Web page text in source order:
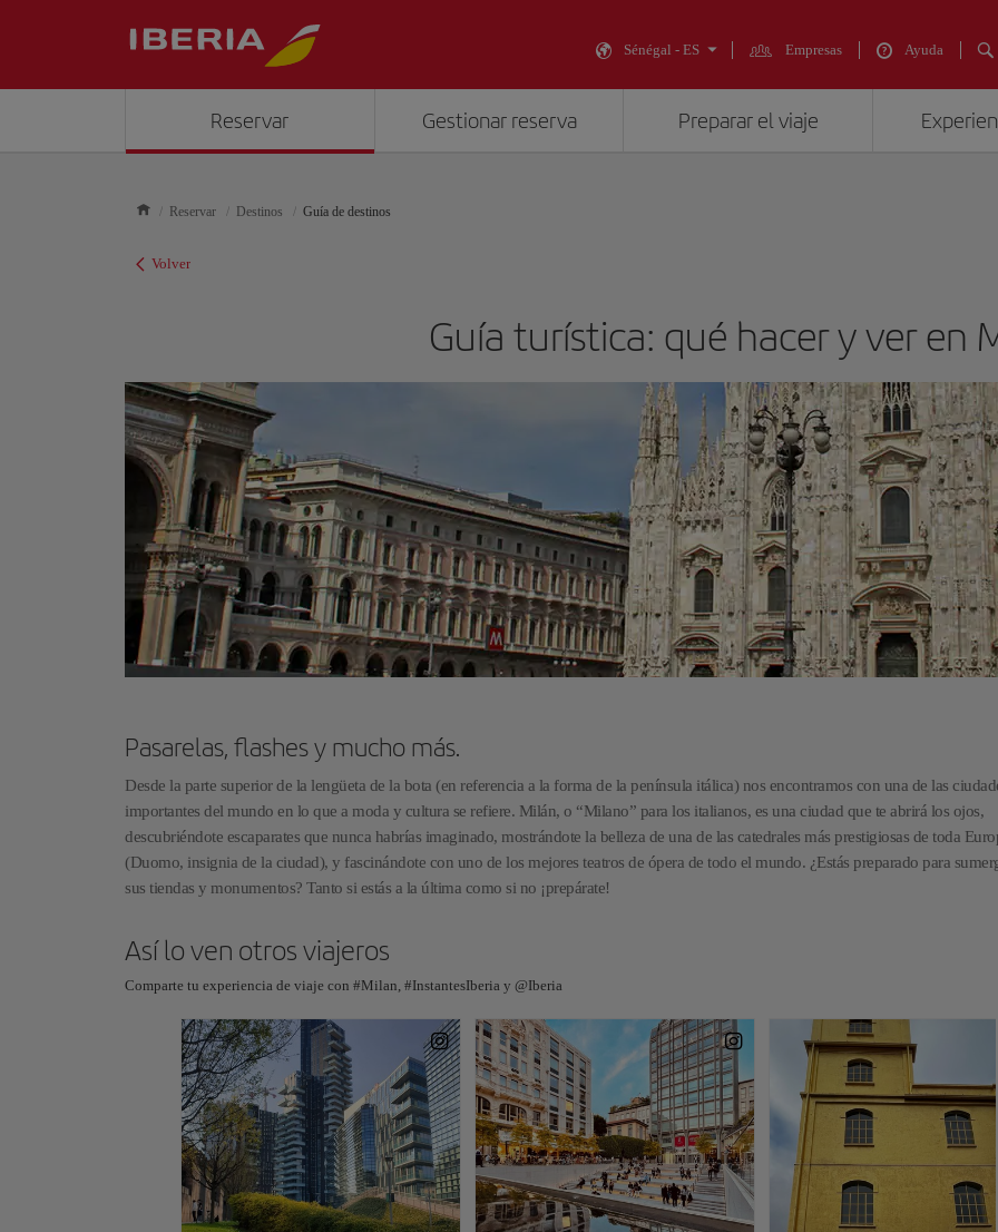
Sénégal - ES Empresas Ayuda
Reservar Gestionar reserva Preparar el viaje
Reservar Destinos Guía de destinos
Volver
Guía turística: qué hacer y ver en
Pasarelas, flashes y mucho más.
Desde la parte superior de la lengüeta de la bota (en referencia a la forma de la península itálica) nos encontramos con una de las
importantes del mundo en lo que a moda y cultura se refiere. Milán, o “Milano” para los italianos, es una ciudad que te abrirá los ojos,
descubriéndote escaparates que nunca habrías imaginado, mostrándote la belleza de una de las catedrales más prestigiosas de toda
(Duomo, insignia de la ciudad), y fascinándote con uno de los mejores teatros de ópera de todo el mundo. ¿Estás preparado para
sus tiendas y monumentos? Tanto si estás a la última como si no ¡prepárate!
Así lo ven otros viajeros
Comparte tu experiencia de viaje con #Milan, #InstantesIberia y @Iberia